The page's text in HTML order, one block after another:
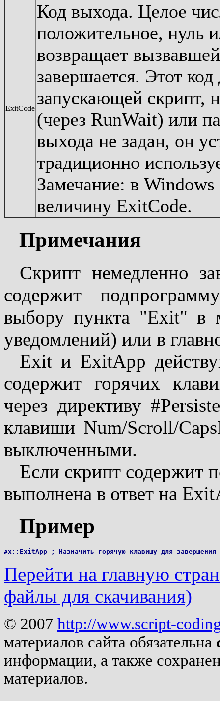
ExitCode
Код выхода. Целое
положительное, нуль
возвращает
завершается. Этот
запускающей скрипт,
(через RunWait) или
выхода не задан, он
традиционно
Замечание: в
величину ExitCode.
Примечания
Скрипт немедленно
содержит
выбору пункта "Exit" в
уведомлений) или в
Exit и ExitApp
содержит горячих
через директиву
клавиши Num/Scroll/
выключенными.
Если скрипт содержит
выполнена в ответ на
Пример
Перейти на главную
файлы для скачивания)
© 2007 http://www.script-
материалов сайта обязательна
информации, а также
материалов.